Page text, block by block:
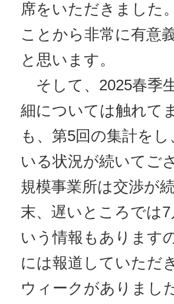
席をいただきました
ことから非常に有意
と思います。
そして、2025春季
細については触れて
も、第5回の集計を
いる状況が続いてご
規模事業所は交渉が
末、遅いところでは
いう情報もあります
には報道していただ
ウィークがありまし